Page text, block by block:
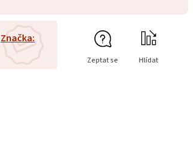
Značka:
Zeptat se Hlídat